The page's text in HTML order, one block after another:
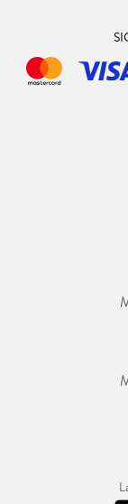
#bookaddicted
#bücherwurm
#lesenswert